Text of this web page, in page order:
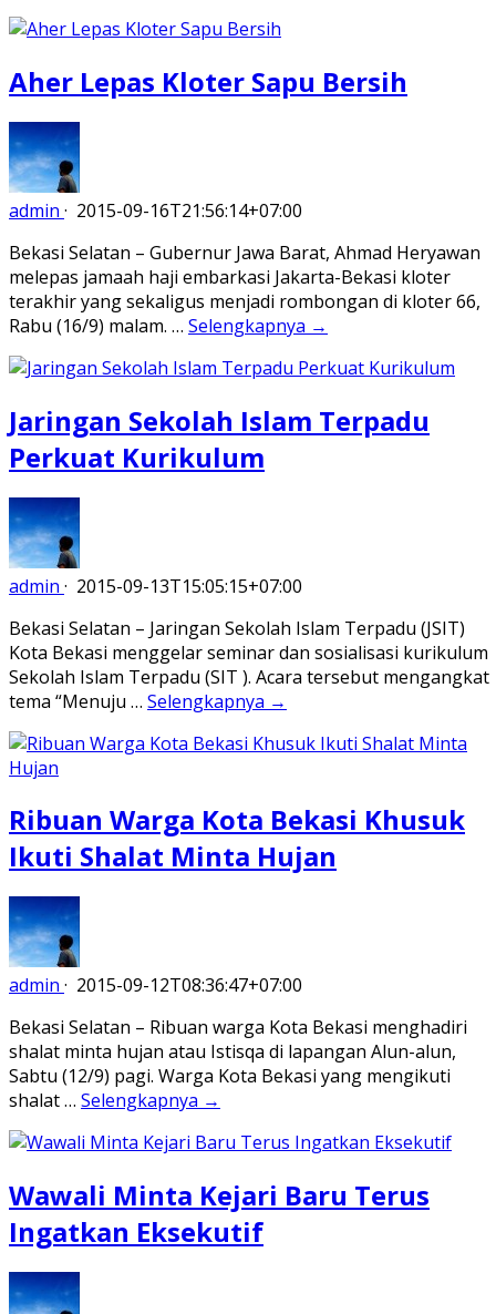
Aher Lepas Kloter Sapu Bersih
admin · 2015-09-16T21:56:14+07:00
Bekasi Selatan – Gubernur Jawa Barat, Ahmad Heryawan
melepas jamaah haji embarkasi Jakarta-Bekasi kloter
terakhir yang sekaligus menjadi rombongan di kloter 66,
Rabu (16/9) malam. … Selengkapnya →
Jaringan Sekolah Islam Terpadu
Perkuat Kurikulum
admin · 2015-09-13T15:05:15+07:00
Bekasi Selatan – Jaringan Sekolah Islam Terpadu (JSIT)
Kota Bekasi menggelar seminar dan sosialisasi kurikulum
Sekolah Islam Terpadu (SIT ). Acara tersebut mengangkat
tema “Menuju … Selengkapnya →
Ribuan Warga Kota Bekasi Khusuk
Ikuti Shalat Minta Hujan
admin · 2015-09-12T08:36:47+07:00
Bekasi Selatan – Ribuan warga Kota Bekasi menghadiri
shalat minta hujan atau Istisqa di lapangan Alun-alun,
Sabtu (12/9) pagi. Warga Kota Bekasi yang mengikuti
shalat … Selengkapnya →
Wawali Minta Kejari Baru Terus
Ingatkan Eksekutif